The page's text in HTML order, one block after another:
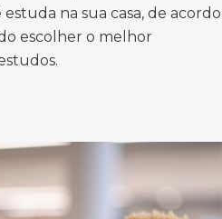
na sua casa, de acordo
escolher o melhor